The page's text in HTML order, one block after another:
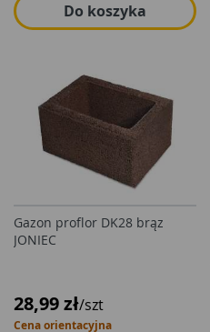
Do koszyka
Gazon proflor DK28 brąz
JONIEC
28,99 zł/szt
Cena orientacyjna